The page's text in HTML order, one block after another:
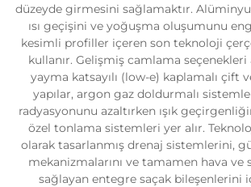
Haberler
Bize Ulaşın
düzeyde girmesini sağlamaktır.
ısı geçişini ve yoğuşma oluşumunu
kesimli profiller içeren son teknoloji
kullanır. Gelişmiş camlama seçenekleri
yayma katsayılı (low-e) kaplamalı çift
yapılar, argon gaz doldurmalı
radyasyonunu azaltırken ışık
özel tonlama sistemleri yer alır.
olarak tasarlanmış drenaj sistemlerini,
mekanizmalarını ve tamamen hava
sağlayan entegre saçak bileşenlerini